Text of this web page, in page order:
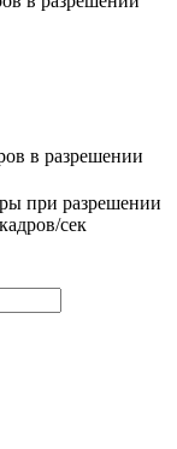
в разрешении
при разрешении
сек